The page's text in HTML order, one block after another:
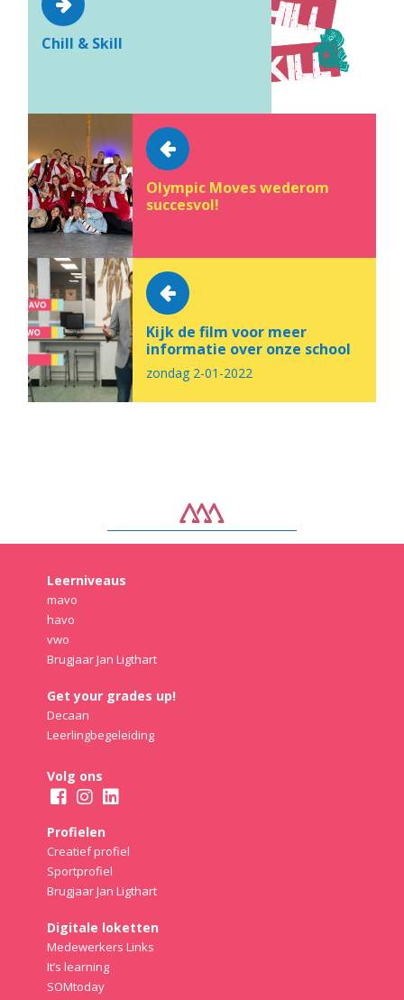
Chill & Skill
Olympic Moves wederom
succesvol!
Kijk de film voor meer
informatie over onze school
zondag 2-01-2022
Leerniveaus
mavo
havo
vwo
Brugjaar Jan Ligthart
Get your grades up!
Decaan
Leerlingbegeleiding
Volg ons
Profielen
Creatief profiel
Sportprofiel
Brugjaar Jan Ligthart
Digitale loketten
Medewerkers Links
It’s learning
SOMtoday